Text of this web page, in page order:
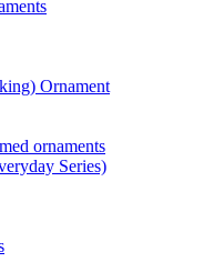
Ornament
ornaments
Series)